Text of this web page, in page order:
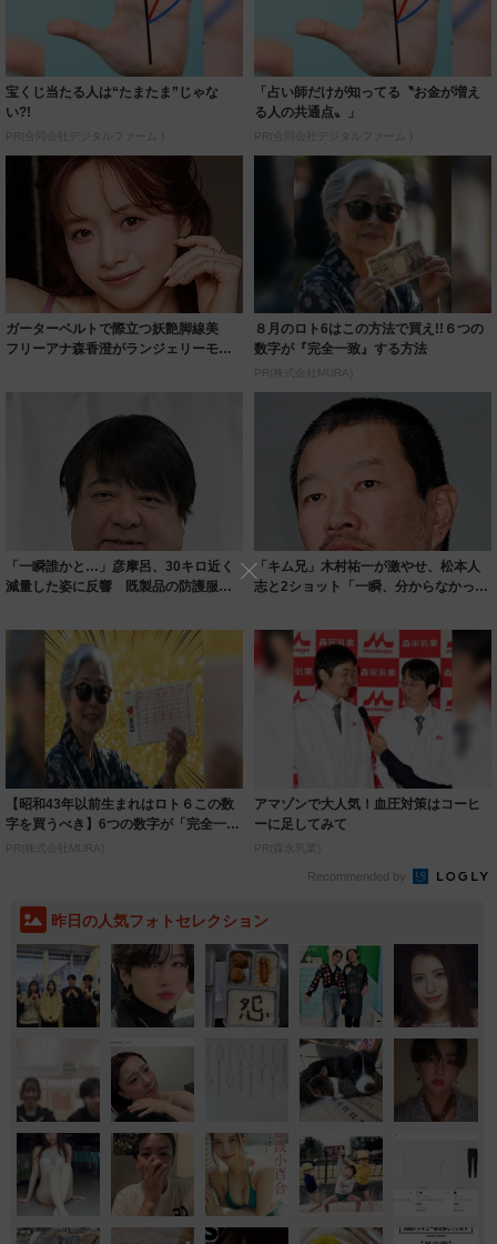
宝くじ当たる人は“たまたま”じゃな
い?!
PR(合同会社デジタルファーム )
「占い師だけが知ってる〝お金が増え
る人の共通点〟」
PR(合同会社デジタルファーム )
ガーターベルトで際立つ妖艶脚線美
フリーアナ森香澄がランジェリーモデ
８月のロト6はこの方法で買え!!６つの
数字が『完全一致』する方法
PR(株式会社MURA)
「一瞬誰かと…」彦摩呂、30キロ近く
減量した姿に反響 既製品の防護服が
「キム兄」木村祐一が激やせ、松本人
志と2ショット「一瞬、分からなかった
【昭和43年以前生まれはロト６この数
字を買うべき】6つの数字が「完全一
致」する方...
PR(株式会社MURA)
アマゾンで大人気！血圧対策はコーヒ
ーに足してみて
PR(森永乳業)
Recommended by
昨日の人気フォトセレクション